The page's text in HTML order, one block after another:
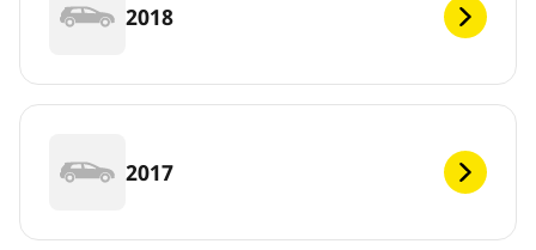
2018
2017